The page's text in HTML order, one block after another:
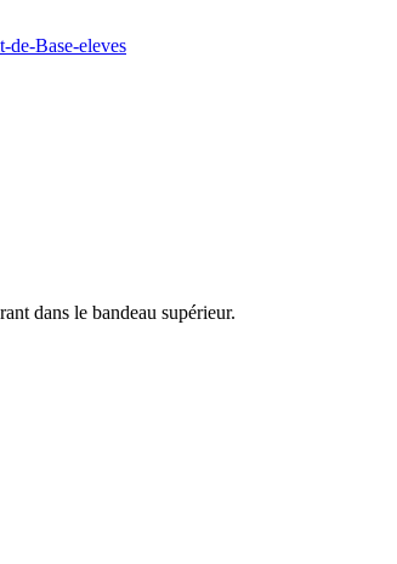
de-Base-eleves
dans le bandeau supérieur.